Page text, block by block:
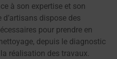
à son expertise et son
d’artisans dispose des
pour prendre en
depuis le diagnostic
réalisation des travaux.